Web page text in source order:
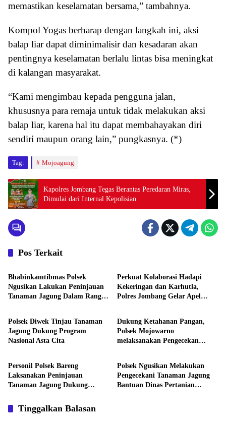
memastikan keselamatan bersama,” tambahnya.
Kompol Yogas berharap dengan langkah ini, aksi
balap liar dapat diminimalisir dan kesadaran akan
pentingnya keselamatan berlalu lintas bisa meningkat
di kalangan masyarakat.
“Kami mengimbau kepada pengguna jalan,
khususnya para remaja untuk tidak melakukan aksi
balap liar, karena hal itu dapat membahayakan diri
sendiri maupun orang lain,” pungkasnya. (*)
Tag: Mojoagung
Kapolres Jombang Tegas Berantas Peredaran Miras,
Dimulai dari Internal Kepolisian
Pos Terkait
Aktivitas
Bhabinkamtibmas Polsek
Ngusikan Lakukan Peninjauan
Tanaman Jagung Dalam Rangka
Perkuat Kolaborasi Hadapi
Kekeringan dan Karhutla,
Polres Jombang Gelar Apel
Aktivitas
Polsek Diwek Tinjau Tanaman
Jagung Dukung Program
Nasional Asta Cita
Aktivitas
Dukung Ketahanan Pangan,
Polsek Mojowarno
melaksanakan Pengecekan
Aktivitas
Personil Polsek Bareng
Laksanakan Peninjauan
Tanaman Jagung Dukung
Aktivitas
Polsek Ngusikan Melakukan
Pengecekani Tanaman Jagung
Bantuan Dinas Pertanian
Tinggalkan Balasan